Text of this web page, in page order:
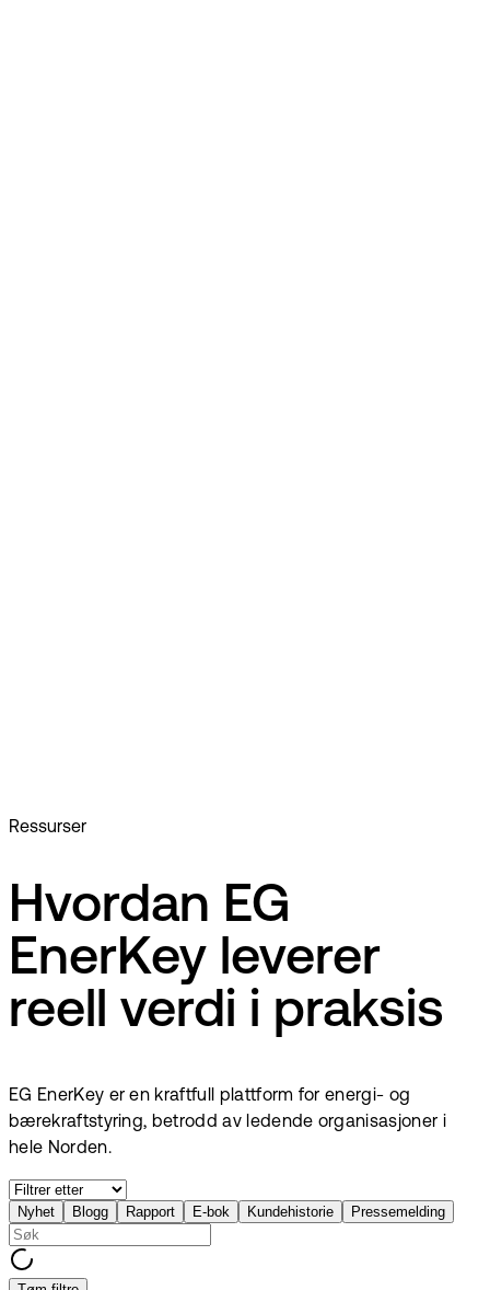
Ressurser
Hvordan EG
EnerKey leverer
reell verdi i praksis
EG EnerKey er en kraftfull plattform for energi- og
bærekraftstyring, betrodd av ledende organisasjoner i
hele Norden.
Nyhet Blogg Rapport E-bok Kundehistorie Pressemelding